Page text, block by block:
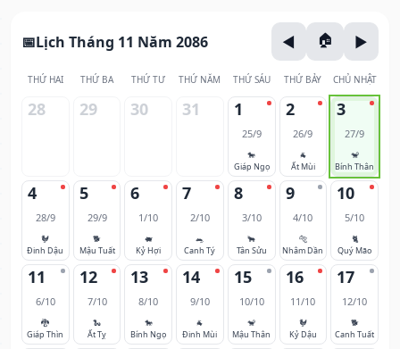
Lịch Tháng 11 Năm 2086
THỨ HAI THỨ BA THỨ TƯ THỨ NĂM THỨ SÁU THỨ BẢY CHỦ NHẬT
28 29 30 31 1
25/9
🐎
Giáp Ngọ
2
26/9
🐐
Ất Mùi
3
27/9
🐒
Bính Thân
4
28/9
🐓
Đinh Dậu
5
29/9
🐕
Mậu Tuất
6
1/10
🐖
Kỷ Hợi
7
2/10
🐀
Canh Tý
8
3/10
🐂
Tân Sửu
9
4/10
🐅
Nhâm Dần
10
5/10
🐈
Quý Mão
11
6/10
🐉
Giáp Thìn
12
7/10
🐍
Ất Tỵ
13
8/10
🐎
Bính Ngọ
14
9/10
🐐
Đinh Mùi
15
10/10
🐒
Mậu Thân
16
11/10
🐓
Kỷ Dậu
17
12/10
🐕
Canh Tuất